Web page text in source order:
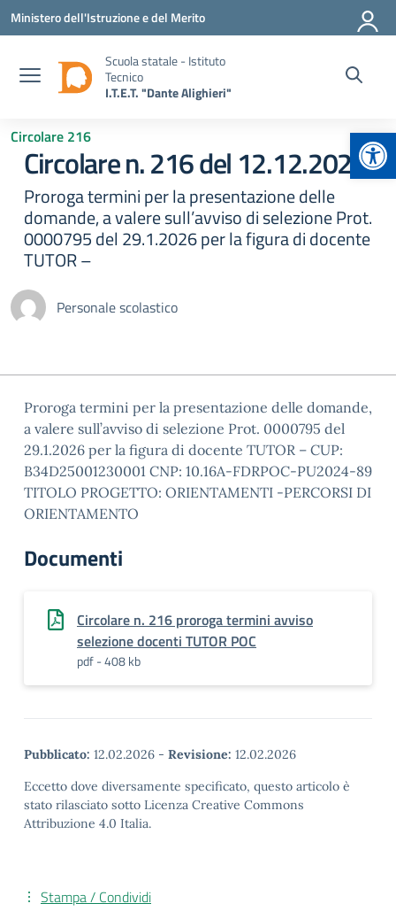
Vai ai contenuti
Vai al menu di navigazione
Vai al footer
Ministero dell'Istruzione e del Merito
Scuola statale - Istituto
Tecnico
I.T.E.T. "Dante Alighieri"
Circolare 216
Circolare n. 216 del 12.12.2026
Proroga termini per la presentazione delle
domande, a valere sull’avviso di selezione Prot.
0000795 del 29.1.2026 per la figura di docente
TUTOR –
Personale scolastico
Proroga termini per la presentazione delle domande,
a valere sull’avviso di selezione Prot. 0000795 del
29.1.2026 per la figura di docente TUTOR – CUP:
B34D25001230001 CNP: 10.16A-FDRPOC-PU2024-89
TITOLO PROGETTO: ORIENTAMENTI -PERCORSI DI
ORIENTAMENTO
Documenti
Circolare n. 216 proroga termini avviso
selezione docenti TUTOR POC
pdf - 408 kb
Pubblicato: 12.02.2026 - Revisione: 12.02.2026
Eccetto dove diversamente specificato, questo articolo è
stato rilasciato sotto Licenza Creative Commons
Attribuzione 4.0 Italia.
Stampa / Condividi